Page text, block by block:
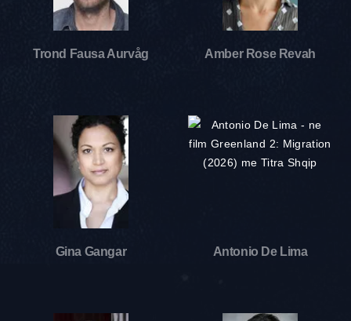
Trond Fausa Aurvåg Amber Rose Revah
Gina Gangar Antonio De Lima